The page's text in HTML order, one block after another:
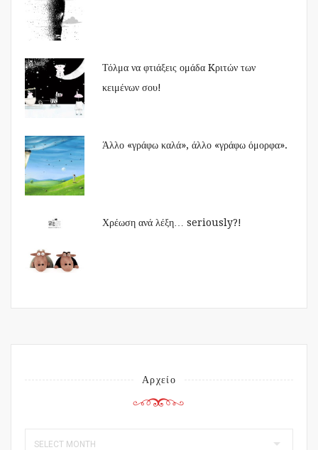
Τόλμα να φτιάξεις ομάδα Kριτών των
κειμένων σου!
Άλλο «γράφω καλά», άλλο «γράφω όμορφα».
Χρέωση ανά λέξη… seriously?!
Αρχείο